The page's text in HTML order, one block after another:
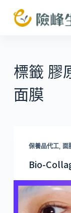
跳
至
內
容
標籤 膠
面膜
保養品代工, 面
Bio-